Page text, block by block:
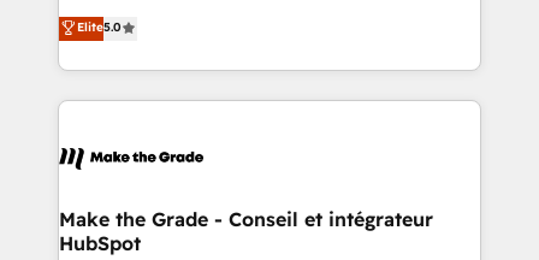
international offices and 175+ employees.
Elite HubSpot Solutions Partner, we specialize in
creating tailored, end-to-end CRM solutions that
accelerate growth, improve operational efficiency,
and ensure faster time to value on HubSpot. What
day one, our team takes the time to deeply
strategies that deliver impactful results. Our mission
is to empower you to unlock HubSpot’s full potential
Elite5.0
Make the Grade - Conseil et intégrateur
HubSpot